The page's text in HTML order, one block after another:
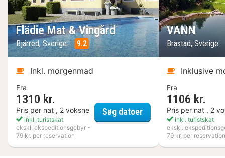
Flädie Mat & Vingård
Bjärred, Sverige 9.2
Inkl. morgenmad
Fra
1310 kr.
Pris per nat , 2 voksne
inkl. turistskat
ekskl. ekspeditionsgebyr -
79 kr. per reservation
Søg datoerFlädie Mat & Vingård
VANN
Brastad, Sverige
Inklusive
Fra
1106 kr.
Pris per nat , 2
inkl. turistskat
ekskl.
79 kr. per reservation